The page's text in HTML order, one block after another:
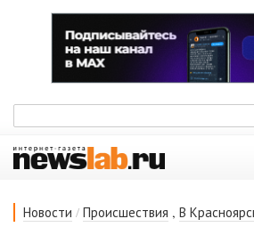
Новости / Происшествия , В